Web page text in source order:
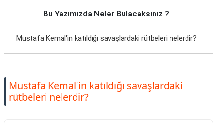
Bu Yazımızda Neler Bulacaksınız ?
Mustafa Kemal'in katıldığı savaşlardaki rütbeleri nelerdir?
Mustafa Kemal'in katıldığı savaşlardaki
rütbeleri nelerdir?